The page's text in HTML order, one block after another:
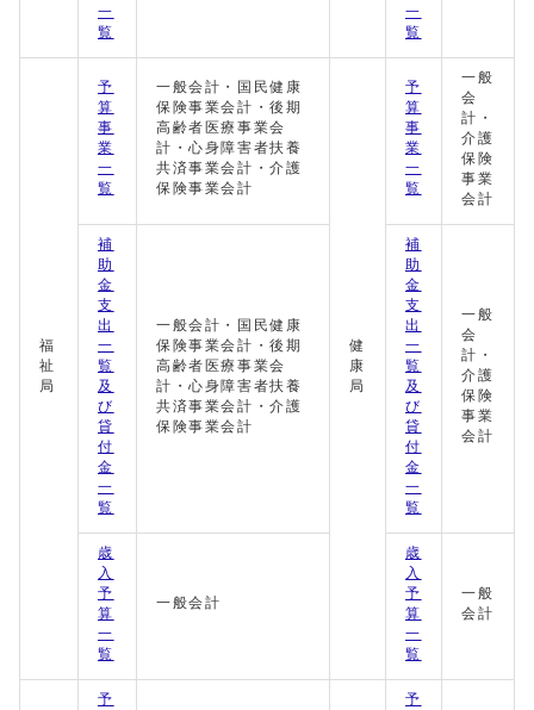
一
覧
一
覧
福
祉
局
予
算
事
業
一
覧
一般会計・国民健康
保険事業会計・後期
高齢者医療事業会
計・心身障害者扶養
共済事業会計・介護
保険事業会計
健
康
局
予
算
事
業
一
覧
一般
会
計・
介護
保険
事業
会計
補
助
金
支
出
一
覧
及
び
貸
付
金
一
覧
一般会計・国民健康
保険事業会計・後期
高齢者医療事業会
計・心身障害者扶養
共済事業会計・介護
保険事業会計
補
助
金
支
出
一
覧
及
び
貸
付
金
一
覧
一般
会
計・
介護
保険
事業
会計
歳
入
予
算
一
覧
一般会計
歳
入
予
算
一
覧
一般
会計
予
予